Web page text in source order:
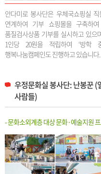
안다미로 봉사단은 우체국쇼핑실
연계하여 기부 쇼핑몰을 구축하
품질검사상품 기부를 실시하고 있으
1인당 20원을 적립하여 ‘방학
행복나눔캠페인도 진행하고 있습니다.
우정문화실 봉사단: 난봉꾼 (
사람들)
- 문화소외계층 대상 문화·예술지원